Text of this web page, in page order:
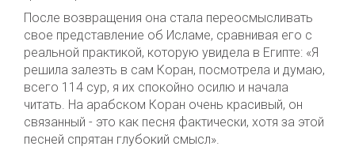
После возвращения она стала переосмысливать
свое представление об Исламе, сравнивая его с
реальной практикой, которую увидела в Египте: «Я
решила залезть в сам Коран, посмотрела и думаю,
всего 114 сур, я их спокойно осилю и начала
читать. На арабском Коран очень красивый, он
связанный - это как песня фактически, хотя за этой
песней спрятан глубокий смысл».